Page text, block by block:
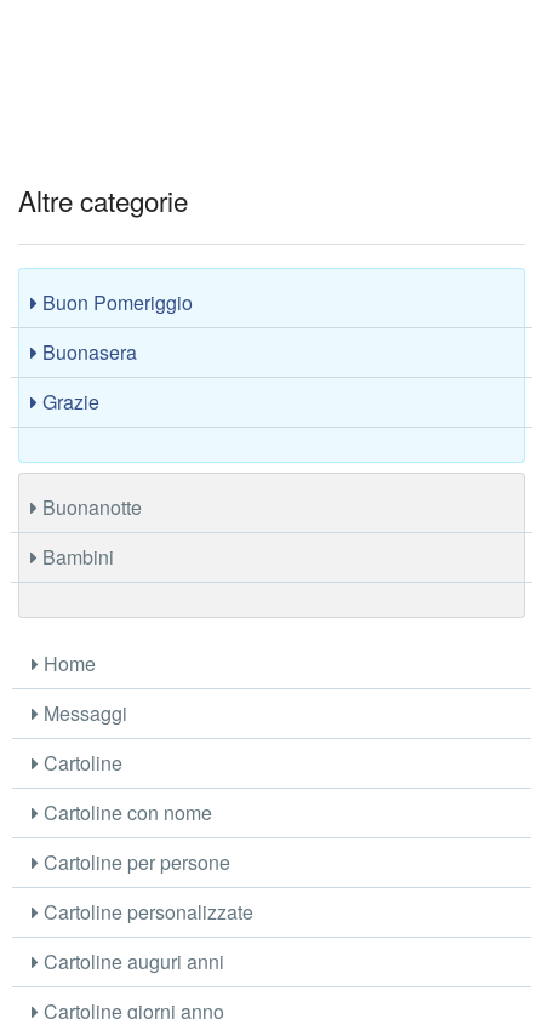
Altre categorie
Buon Pomeriggio
Buonasera
Grazie
Buonanotte
Bambini
Home
Messaggi
Cartoline
Cartoline con nome
Cartoline per persone
Cartoline personalizzate
Cartoline auguri anni
Cartoline giorni anno